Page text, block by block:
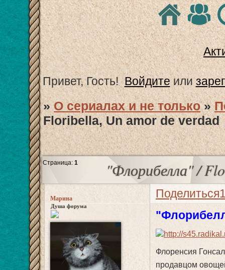
Привет, Гость! Войдитеили
»О сериалах и не только »
Floribella, Un amor de verdad
"Флорибелла" /
Страница:1
Поделиться
Марина
Душа форума
Флоренсия
продавцом